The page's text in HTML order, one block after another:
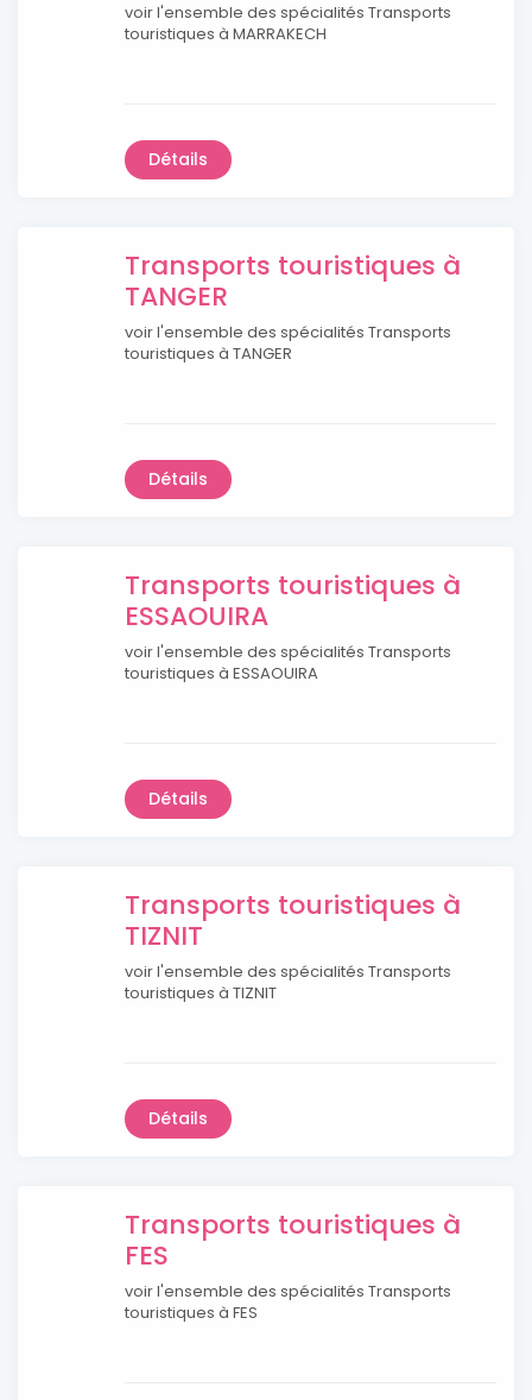
voir l'ensemble des spécialités Transports
touristiques à MARRAKECH
Détails
Transports touristiques à
TANGER
voir l'ensemble des spécialités Transports
touristiques à TANGER
Détails
Transports touristiques à
ESSAOUIRA
voir l'ensemble des spécialités Transports
touristiques à ESSAOUIRA
Détails
Transports touristiques à
TIZNIT
voir l'ensemble des spécialités Transports
touristiques à TIZNIT
Détails
Transports touristiques à
FES
voir l'ensemble des spécialités Transports
touristiques à FES